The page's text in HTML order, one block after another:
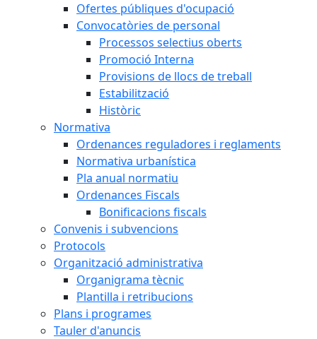
Ofertes públiques d'ocupació
Convocatòries de personal
Processos selectius oberts
Promoció Interna
Provisions de llocs de treball
Estabilització
Històric
Normativa
Ordenances reguladores i reglaments
Normativa urbanística
Pla anual normatiu
Ordenances Fiscals
Bonificacions fiscals
Convenis i subvencions
Protocols
Organització administrativa
Organigrama tècnic
Plantilla i retribucions
Plans i programes
Tauler d'anuncis